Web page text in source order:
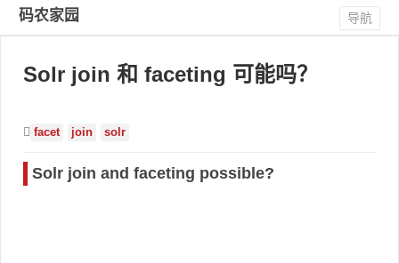
码农家园 导航
Solr join 和 faceting 可能吗？
facet join solr
Solr join and faceting possible?